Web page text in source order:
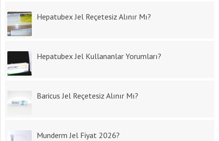
Hepatubex Jel Reçetesiz Alınır Mı?
Hepatubex Jel Kullananlar Yorumları?
Baricus Jel Reçetesiz Alınır Mı?
Munderm Jel Fiyat 2026?